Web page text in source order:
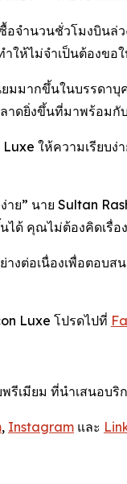
จำนวนชั่วโมงบินล่
ให้ไม่จำเป็นต้องขอ
มากขึ้นในบรรดาบุ
าดยิ่งขึ้นที่มาพร้อม
ให้ความเรียบง่
าย” นาย Sultan
ได้ คุณไม่ต้องคิดเ
งต่อเนื่องเพื่อตอบ
Luxe โปรดไปที่
รีเมียม ที่นำเสนอ
, Instagram และ